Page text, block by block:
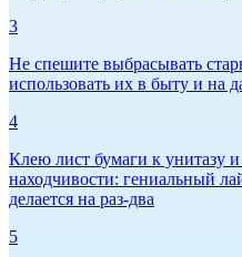
3
Не спешите выбрасывать
использовать их в быту и на
4
Клею лист бумаги к унитазу
находчивости: гениальный
делается на раз-два
5